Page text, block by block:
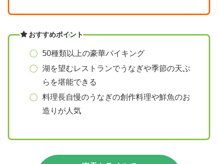
おすすめポイント
50種類以上の豪華バイキング
湖を望むレストランでうなぎや季節の天ぷ
らを堪能できる
料理長自慢のうなぎの創作料理や鮮魚のお
造りが人気